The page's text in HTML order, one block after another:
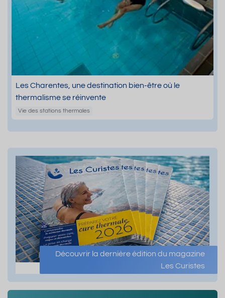
Les Charentes, une destination bien-être où le
thermalisme se réinvente
Vie des stations thermales
Découvrir la dernière édition du magazine
Les Curistes